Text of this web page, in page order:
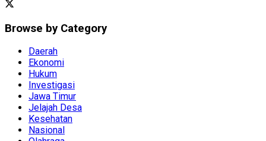
Browse by Category
Daerah
Ekonomi
Hukum
Investigasi
Jawa Timur
Jelajah Desa
Kesehatan
Nasional